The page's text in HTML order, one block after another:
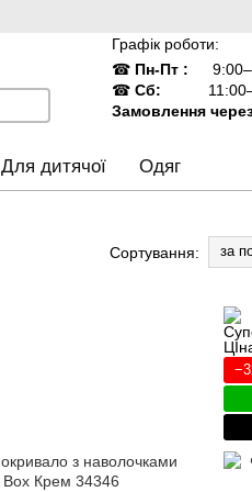
Графік роботи:
☎ Пн-Пт :
☎Сб:
Замовлення
Для дитячої Одяг
Сортування: за